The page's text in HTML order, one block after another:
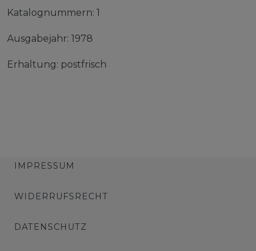
Katalognummern: 1
Ausgabejahr: 1978
Erhaltung: postfrisch
IMPRESSUM
WIDERRUFSRECHT
DATENSCHUTZ